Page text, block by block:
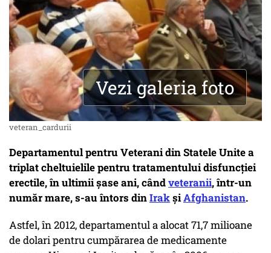
Vezi galeria foto
veteran_cardurii
Departamentul pentru Veterani din Statele Unite a
triplat cheltuielile pentru tratamentului disfuncţiei
erectile, în ultimii șase ani, cândveteranii, într-un
număr mare, s-au întors dinIrakşiAfghanistan.
Astfel, în 2012, departamentul a alocat 71,7 milioane
de dolari pentru cumpărarea de medicamente